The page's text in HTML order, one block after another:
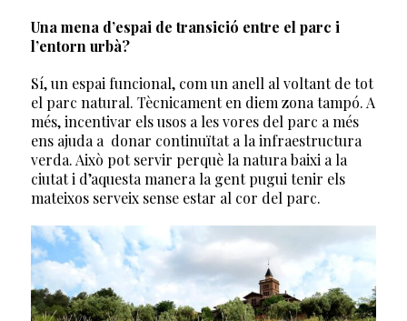
Una mena d’espai de transició entre el parc i
l’entorn urbà?
Sí, un espai funcional, com un anell al voltant de tot
el parc natural. Tècnicament en diem zona tampó. A
més, incentivar els usos a les vores del parc a més
ens ajuda a donar continuïtat a la infraestructura
verda. Això pot servir perquè la natura baixi a la
ciutat i d’aquesta manera la gent pugui tenir els
mateixos serveix sense estar al cor del parc.